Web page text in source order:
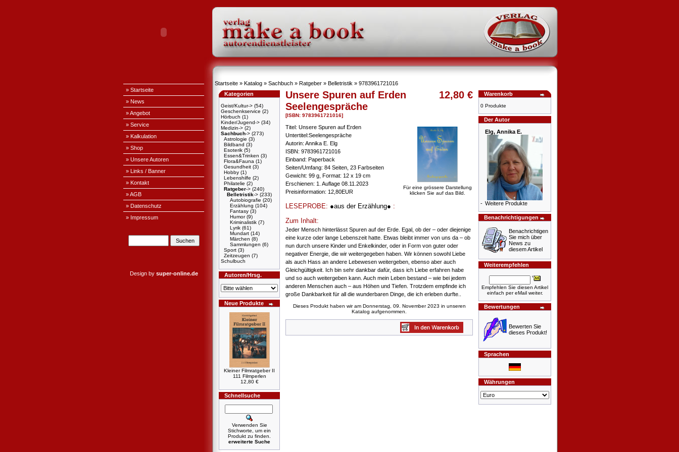
» Startseite
» News
» Angebot
» Service
» Kalkulation
» Shop
» Unsere Autoren
» Links / Banner
» Kontakt
» AGB
» Datenschutz
» Impressum
Design by super-online.de
Startseite » Katalog » Sachbuch » Ratgeber » Belletristik » 9783961721016
Kategorien
Geist/Kultur-> (54)
Geschenkservice (2)
Hörbuch (1)
Kinder/Jugend-> (34)
Medizin-> (2)
Sachbuch-> (273)
Astrologie (3)
Bildband (3)
Esoterik (5)
Essen&Trinken (3)
Flora&Fauna (1)
Gesundheit (3)
Hobby (1)
Lebenshilfe (2)
Philatelie (2)
Ratgeber-> (240)
Belletristik-> (233)
Autobiografie (20)
Erzählung (104)
Fantasy (3)
Humor(9)
Kriminalistik (7)
Lyrik (61)
Mundart (14)
Märchen (8)
Sammlungen (6)
Sport (3)
Zeitzeugen (7)
Schulbuch
Autoren/Hrsg.
Neue Produkte
Kleiner Filmratgeber II
111 Filmperlen
12,80 €
Schnellsuche
Verwenden Sie
Stichworte, um ein
Produkt zu finden.
erweiterte Suche
Unsere Spuren auf Erden
Seelengespräche
[ISBN: 9783961721016]
12,80 €
Für eine grössere Darstellung
klicken Sie auf das Bild.
Titel: Unsere Spuren auf Erden
Untertitel:Seelengespräche
Autorin: Annika E. Elg
ISBN: 9783961721016
Einband: Paperback
Seiten/Umfang: 84 Seiten, 23 Farbseiten
Gewicht: 99 g, Format: 12 x 19 cm
Erschienen: 1. Auflage 08.11.2023
Preisinformation: 12,80EUR
LESEPROBE: ●aus der Erzählung● :
Zum Inhalt:
Jeder Mensch hinterlässt Spuren auf der Erde. Egal, ob der – oder diejenige
eine kurze oder lange Lebens­zeit hatte. Etwas bleibt immer von uns da – ob
nun durch unsere Kinder und Enkelkinder, oder in Form von guter oder
negativer Energie, die wir weiterge­geben haben. Wir können sowohl Liebe
als auch Hass an andere Lebewesen weitergeben, ebenso aber auch
Gleichgültigkeit. Ich bin sehr dankbar dafür, dass ich Liebe erfahren habe
und so auch weitergeben kann. Auch mein Leben bestand – wie bei jedem
anderen Menschen auch – aus Höhen und Tiefen. Trotzdem empfinde ich
große Dankbarkeit für all die wunder­baren Dinge, die ich erleben durfte..
Dieses Produkt haben wir am Donnerstag, 09. November 2023 in unseren
Katalog aufgenommen.
Warenkorb
0 Produkte
Der Autor
Elg, Annika E.
- Weitere Produkte
Benachrichtigungen
Benachrichtigen
Sie mich über
News zu
diesem Artikel
Weiterempfehlen
Empfehlen Sie diesen Artikel
einfach per eMail weiter.
Bewertungen
Bewerten Sie
dieses Produkt!
Sprachen
Währungen